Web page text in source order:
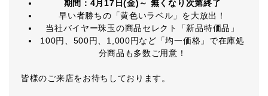
期間：4月17日(金)～ 無くなり次第終了
早い者勝ちの「黄色いラベル」を大放出！
当社バイヤー珠玉の商品セレクト「新品特価品」
100円、500円、1,000円など「均一価格」で在庫処
分商品も多数ご用意！
皆様のご来店をお待ちしております。